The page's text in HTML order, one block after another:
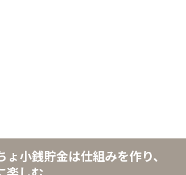
小銭貯金は仕組みを作り、